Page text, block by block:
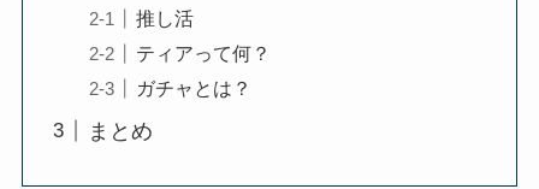
推し活
ティアって何？
ガチャとは？
まとめ